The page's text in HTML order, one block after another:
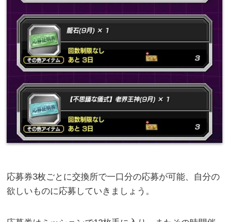
応募券3枚ごとに交換所で一口分の応募が可能、自分の
欲しいものに応募していきましょう。